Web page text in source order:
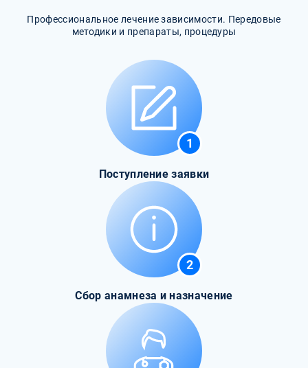
Профессиональное лечение зависимости. Передовые
методики и препараты, процедуры
1
Поступление заявки
2
Сбор анамнеза и назначение